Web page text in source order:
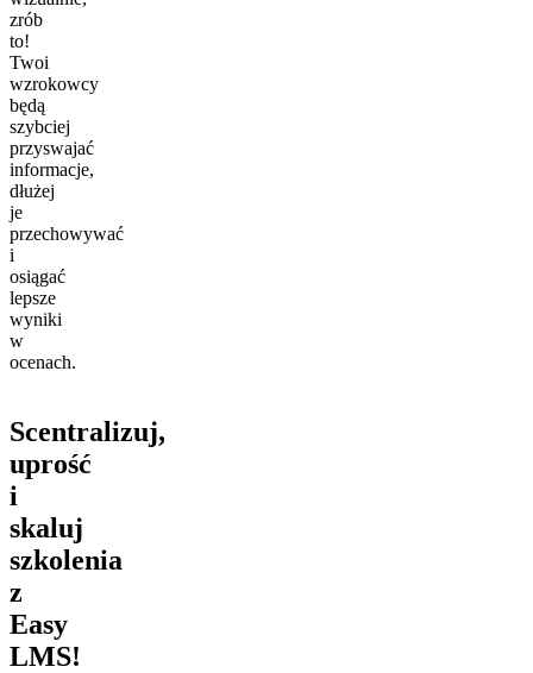
zrób
to!
Twoi
wzrokowcy
będą
szybciej
przyswajać
informacje,
dłużej
je
przechowywać
i
osiągać
lepsze
wyniki
w
ocenach.
Scentralizuj,
uprość
i
skaluj
szkolenia
z
Easy
LMS!